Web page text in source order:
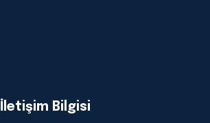
İletişim Bilgisi